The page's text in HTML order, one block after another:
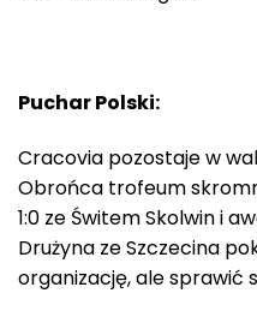
Puchar Polski:
Cracovia pozostaje w
Obrońca trofeum
1:0 ze Świtem Skolwin i
Drużyna ze Szczecina
organizację, ale sprawić